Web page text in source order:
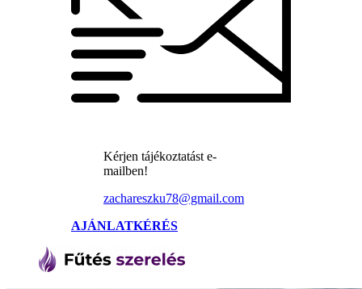
Kérjen tájékoztatást e-
mailben!
zachareszku78@gmail.com
AJÁNLATKÉRÉS